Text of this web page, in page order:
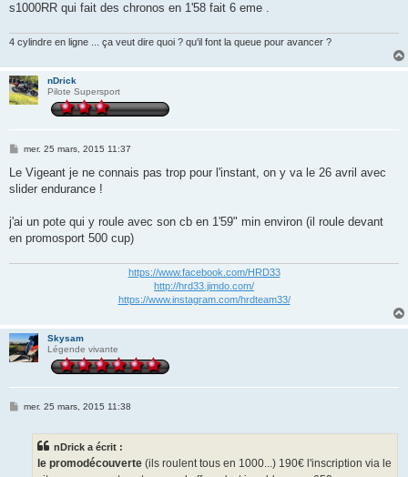
s1000RR qui fait des chronos en 1'58 fait 6 eme .
4 cylindre en ligne ... ça veut dire quoi ? qu'il font la queue pour avancer ?
nDrick
Pilote Supersport
M
s
a
mer. 25 mars, 2015 11:37
Le Vigeant je ne connais pas trop pour l'instant, on y va le 26 avril avec
slider endurance !
j'ai un pote qui y roule avec son cb en 1'59" min environ (il roule devant
en promosport 500 cup)
https://www.facebook.com/HRD33
http://hrd33.jimdo.com/
https://www.instagram.com/hrdteam33/
Skysam
Légende vivante
Mmer. 25 mars, 2015 11:38
nDrick a écrit :
le promodécouverte (ils roulent tous en 1000...) 190€ l'inscription via le